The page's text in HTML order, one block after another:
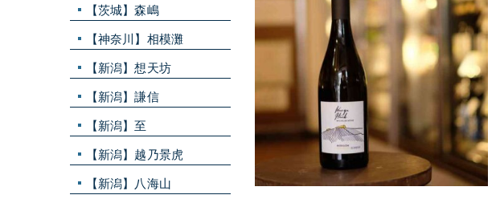
【茨城】森嶋
【神奈川】相模灘
【新潟】想天坊
【新潟】謙信
【新潟】至
【新潟】越乃景虎
【新潟】八海山